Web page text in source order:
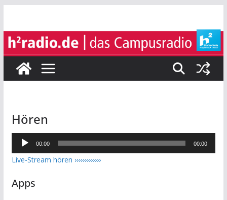
springen
Hören
Audio-
Player
00:00 00:00
Live-Stream hören ›››››››››››››
Apps